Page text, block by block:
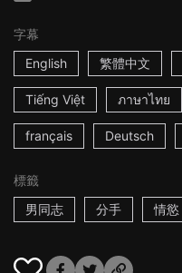
字幕
English
繁體中文
Tiếng Việt ภาษาไทย
français Deutsch
標籤
男同志
分手 情慾